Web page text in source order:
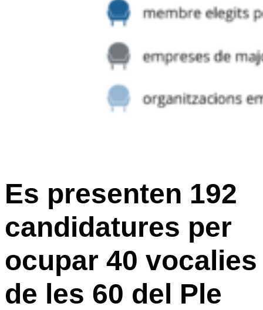
Es presenten 192
candidatures per
ocupar 40 vocalies
de les 60 del Ple